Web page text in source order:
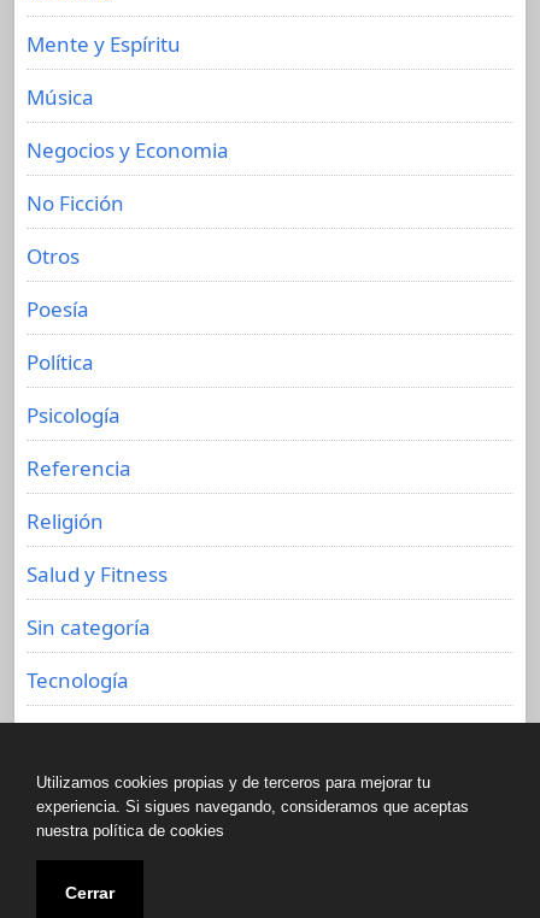
Mente y Espíritu
Música
Negocios y Economia
No Ficción
Otros
Poesía
Política
Psicología
Referencia
Religión
Salud y Fitness
Sin categoría
Tecnología
Copyright © All rights reserved.
Utilizamos cookies propias y de terceros para mejorar tu
experiencia. Si sigues navegando, consideramos que aceptas
nuestra política de cookies
Cerrar